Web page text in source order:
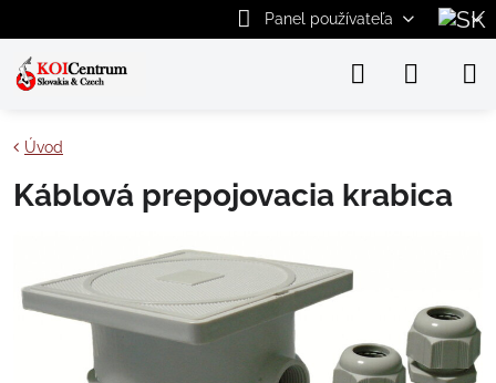
Panel používateľa
Úvod
Káblová prepojovacia krabica